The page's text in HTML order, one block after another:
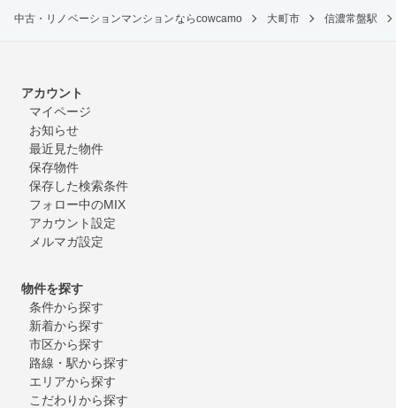
中古・リノベーションマンションならcowcamo 大町市 信濃常盤駅
アカウント
マイページ
お知らせ
最近見た物件
保存物件
保存した検索条件
フォロー中のMIX
アカウント設定
メルマガ設定
物件を探す
条件から探す
新着から探す
市区から探す
路線・駅から探す
エリアから探す
こだわりから探す